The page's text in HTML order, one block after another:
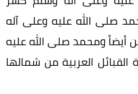
صلى الله عليه وعلى آله
ومحمد صلى الله عليه
العربية من شمالها